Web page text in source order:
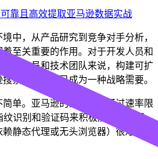
可靠且高效提取亚马逊数据实战
中，从产品研究到竞争对手分析，
至关重要的作用。对于开发人员和
发人员和技术团队来说，构建可扩
索解决方案已成为一种战略需要。
单。亚马逊的基础架构通过速率限
纹识别和验证码来积极防御僵尸程
静态代理或无头浏览器）很难保持